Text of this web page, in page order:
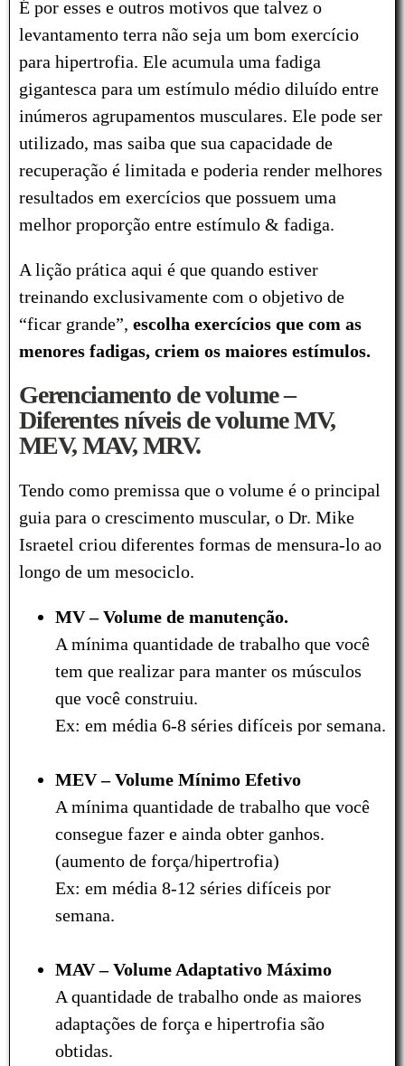
É por esses e outros motivos que talvez o
levantamento terra não seja um bom exercício
para hipertrofia. Ele acumula uma fadiga
gigantesca para um estímulo médio diluído entre
inúmeros agrupamentos musculares. Ele pode ser
utilizado, mas saiba que sua capacidade de
recuperação é limitada e poderia render melhores
resultados em exercícios que possuem uma
melhor proporção entre estímulo & fadiga.
A lição prática aqui é que quando estiver
treinando exclusivamente com o objetivo de
“ficar grande”, escolha exercícios que com as
menores fadigas, criem os maiores estímulos.
Gerenciamento de volume –
Diferentes níveis de volume MV,
MEV, MAV, MRV.
Tendo como premissa que o volume é o principal
guia para o crescimento muscular, o Dr. Mike
Israetel criou diferentes formas de mensura-lo ao
longo de um mesociclo.
MV – Volume de manutenção.
A mínima quantidade de trabalho que você
tem que realizar para manter os músculos
que você construiu.
Ex: em média 6-8 séries difíceis por semana.
MEV – Volume Mínimo Efetivo
A mínima quantidade de trabalho que você
consegue fazer e ainda obter ganhos.
(aumento de força/hipertrofia)
Ex: em média 8-12 séries difíceis por
semana.
MAV – Volume Adaptativo Máximo
A quantidade de trabalho onde as maiores
adaptações de força e hipertrofia são
obtidas.